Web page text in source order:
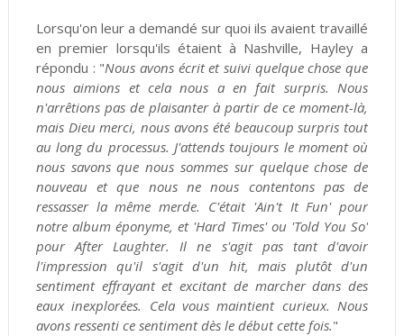
Lorsqu'on leur a demandé sur quoi ils avaient travaillé
en premier lorsqu'ils étaient à Nashville, Hayley a
répondu : "Nous avons écrit et suivi quelque chose que
nous aimions et cela nous a en fait surpris. Nous
n'arrêtions pas de plaisanter à partir de ce moment-là,
mais Dieu merci, nous avons été beaucoup surpris tout
au long du processus. J'attends toujours le moment où
nous savons que nous sommes sur quelque chose de
nouveau et que nous ne nous contentons pas de
ressasser la même merde. C'était 'Ain't It Fun' pour
notre album éponyme, et 'Hard Times' ou 'Told You So'
pour After Laughter. Il ne s'agit pas tant d'avoir
l'impression qu'il s'agit d'un hit, mais plutôt d'un
sentiment effrayant et excitant de marcher dans des
eaux inexplorées. Cela vous maintient curieux. Nous
avons ressenti ce sentiment dès le début cette fois."